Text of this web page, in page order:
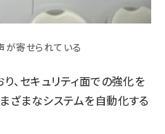
が寄せられている
、セキュリティ面での強化を
ざまなシステムを自動化する